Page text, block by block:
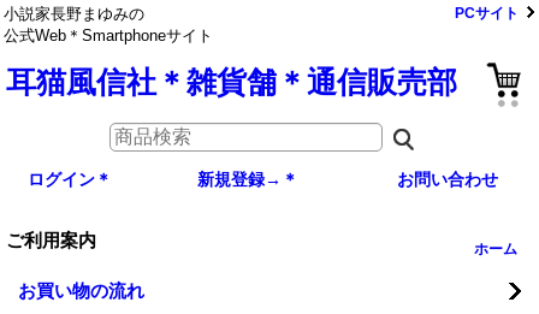
小説家長野まゆみの
公式Web＊Smartphoneサイト
PCサイト
耳猫風信社＊雑貨舗＊通信販売部
ログイン＊ 新規登録→＊ お問い合わせ
ご利用案内 ホーム
お買い物の流れ